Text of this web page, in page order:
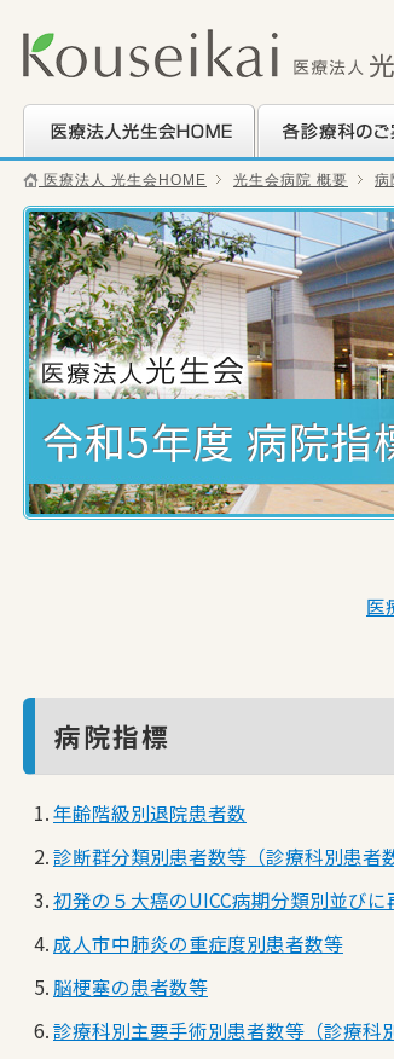
医療法人光生会HOME 各診療科のご案内
医療法人 光生会HOME 光生会病院 概要 病
令和5年度 病院指
医
病院指標
年齢階級別退院患者数
診断群分類別患者数等（診療科別患者
初発の５大癌のUICC病期分類別並びに
成人市中肺炎の重症度別患者数等
脳梗塞の患者数等
診療科別主要手術別患者数等（診療科